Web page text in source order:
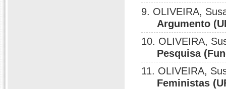
9. OLIVEIRA,
Argumento
10. OLIVEIRA,
Pesquisa
11. OLIVEIRA,
Feministas